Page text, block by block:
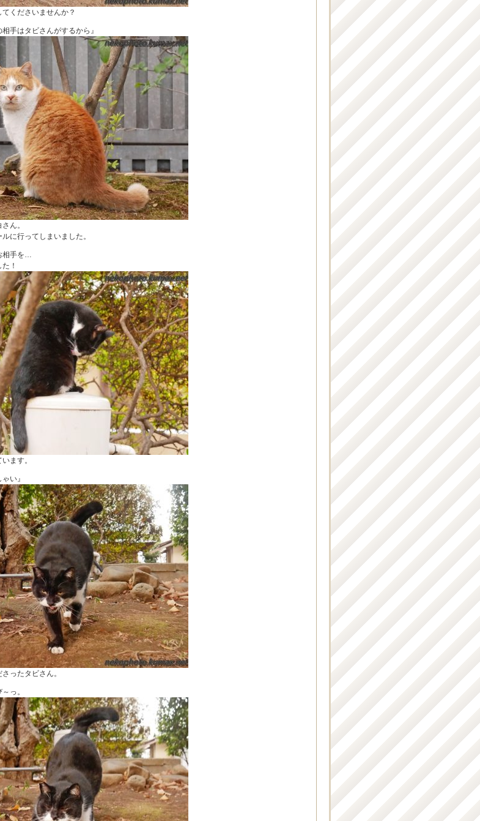
くださいませんか？
相手はタビさんがするから』
ん。
に行ってしまいました。
相手を…
！
ます。
い』
ったタビさん。
っ。